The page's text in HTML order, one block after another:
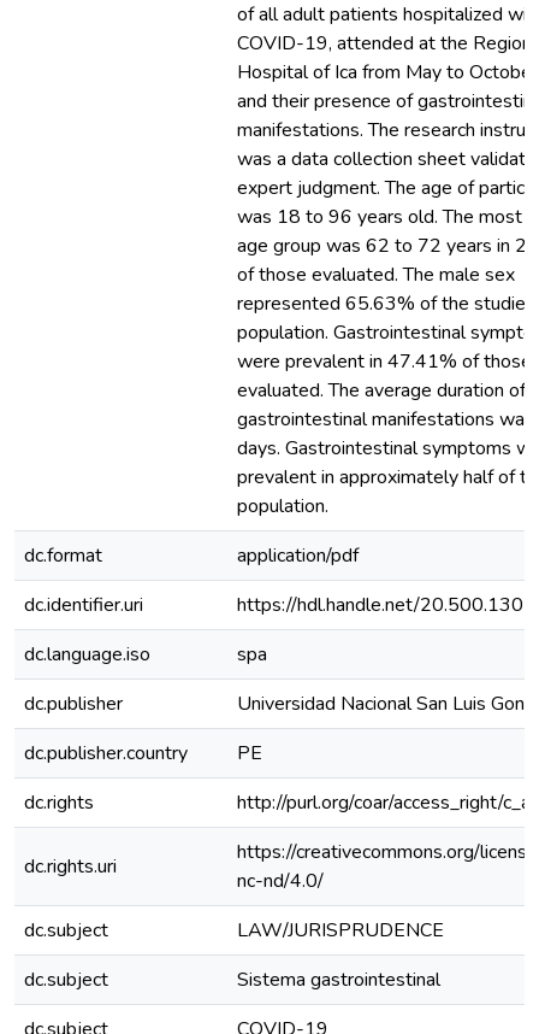
of all adult patients hospitalized
COVID-19, attended at the
Hospital of Ica from May to
and their presence of
manifestations. The research
was a data collection sheet
expert judgment. The age of
was 18 to 96 years old. The most
age group was 62 to 72 years in
of those evaluated. The male sex
represented 65.63% of the studied
population. Gastrointestinal
were prevalent in 47.41% of those
evaluated. The average duration of
gastrointestinal manifestations
days. Gastrointestinal symptoms
prevalent in approximately half of
population.
dc.format
application/pdf
dc.identifier.uri
https://hdl.handle.net/
dc.language.iso
spa
dc.publisher
Universidad Nacional San Luis
dc.publisher.country
PE
dc.rights
http://purl.org/coar/access_right/
dc.rights.uri
https://creativecommons.org/
nc-nd/4.0/
dc.subject
LAW/JURISPRUDENCE
dc.subject
Sistema gastrointestinal